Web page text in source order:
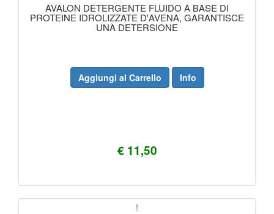
AVALON DETERGENTE FLUIDO A BASE DI
PROTEINE IDROLIZZATE D'AVENA, GARANTISCE
UNA DETERSIONE
€ 11,50
Aggiungi al Carrello Info
!